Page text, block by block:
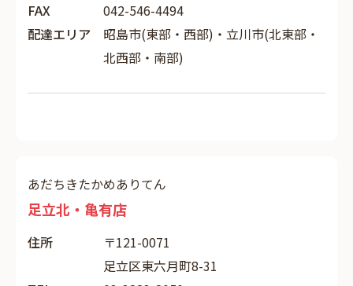
FAX
042-546-4494
配達エリア
昭島市(東部・西部)・立川市(北東部・
北西部・南部)
あだちきたかめありてん
足立北・亀有店
住所
〒121-0071
足立区東六月町8-31